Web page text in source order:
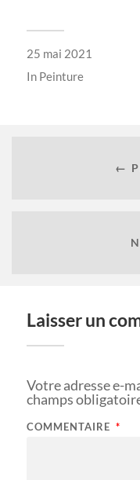
25 mai 2021
In Peinture
←
Laisser un
Votre adresse e-
champs
COMMENTAIRE *